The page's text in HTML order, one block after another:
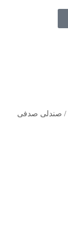
/ صندلی صدفی